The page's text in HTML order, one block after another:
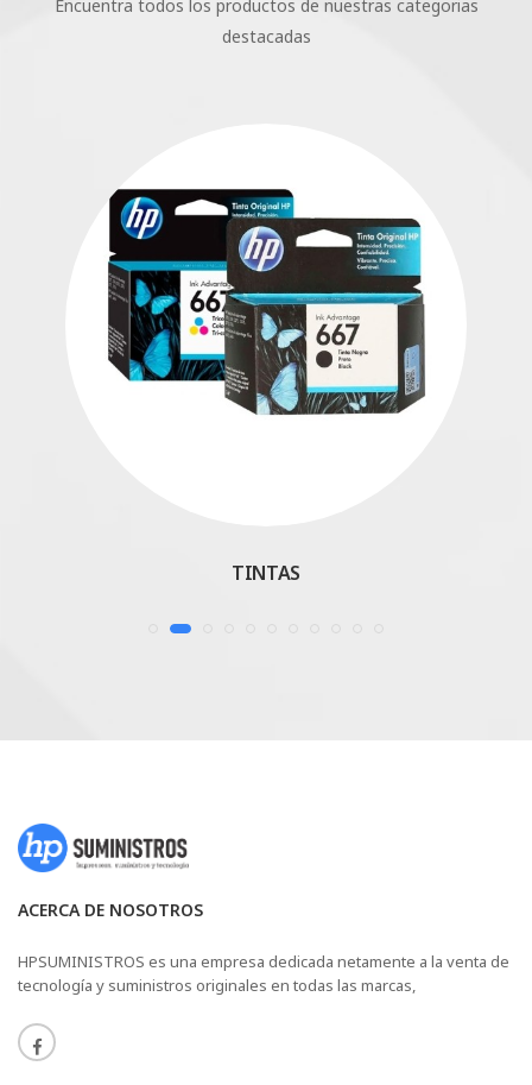
Encuentra todos los productos de nuestras categorias
destacadas
TINTAS
ACERCA DE NOSOTROS
HPSUMINISTROS es una empresa dedicada netamente a la venta de
tecnología y suministros originales en todas las marcas,